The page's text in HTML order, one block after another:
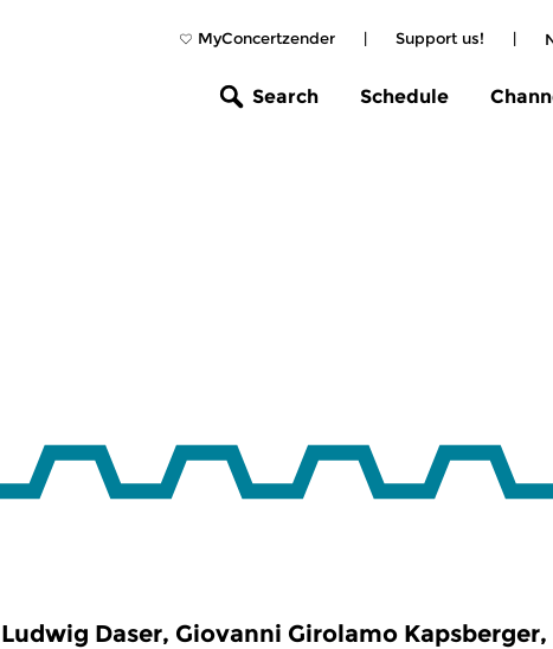
MyConcertzender | Support us! |
Search Schedule
Daser, Giovanni Girolamo Kapsberger,